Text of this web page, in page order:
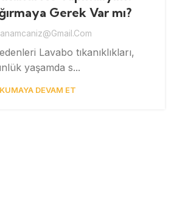
Gerek Var mı?
Lavabo tıkanıklıkları,
yaşamda s...
DEVAM ET